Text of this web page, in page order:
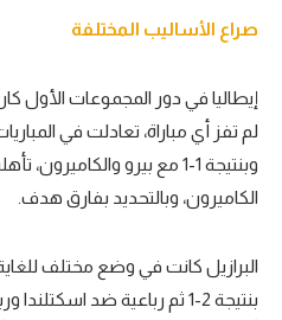
فيديو في الجول
صراع الأساليب المختلفة
إيطاليا في دور المجموعات الأول
لم تفز أي مباراة، تعادلت في
وبنتيجة 1-1 مع بيرو
الكاميرون، وبالتحديد بفارق هدف.
البرازيل كانت في وضع مختلف